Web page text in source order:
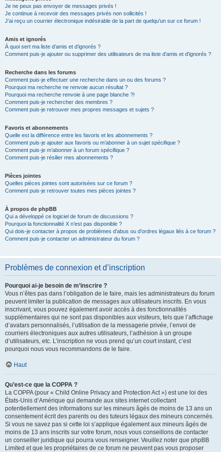
Je ne peux pas envoyer de messages privés !
Je continue à recevoir des messages privés non sollicités !
J’ai reçu un courrier électronique indésirable de la part de quelqu’un sur ce forum !
Amis et ignorés
À quoi sert ma liste d’amis et d’ignorés ?
Comment puis-je ajouter ou supprimer des utilisateurs de ma liste d’amis et d’ignorés ?
Recherche dans les forums
Comment puis-je effectuer une recherche dans un ou des forums ?
Pourquoi ma recherche ne renvoie aucun résultat ?
Pourquoi ma recherche renvoie à une page blanche ?!
Comment puis-je rechercher des membres ?
Comment puis-je retrouver mes propres messages et sujets ?
Favoris et abonnements
Quelle est la différence entre les favoris et les abonnements ?
Comment puis-je ajouter aux favoris ou m’abonner à un sujet spécifique ?
Comment puis-je m’abonner à un forum spécifique ?
Comment puis-je résilier mes abonnements ?
Pièces jointes
Quelles pièces jointes sont autorisées sur ce forum ?
Comment puis-je retrouver toutes mes pièces jointes ?
À propos de phpBB
Qui a développé ce logiciel de forum de discussions ?
Pourquoi la fonctionnalité X n’est pas disponible ?
Qui dois-je contacter à propos de problèmes d’abus ou d’ordres légaux liés à ce forum ?
Comment puis-je contacter un administrateur du forum ?
Problèmes de connexion et d’inscription
Pourquoi ai-je besoin de m’inscrire ?
Vous n’êtes pas dans l’obligation de le faire, mais les administrateurs du forum
peuvent limiter la publication de messages aux utilisateurs inscrits. En vous
inscrivant, vous pouvez également avoir accès à des fonctionnalités
supplémentaires qui ne sont pas disponibles aux visiteurs, tels que l’affichage
d’avatars personnalisés, l’utilisation de la messagerie privée, l’envoi de
courriers électroniques aux autres utilisateurs, l’adhésion à un groupe
d’utilisateurs, etc. L’inscription ne vous prend qu’un court instant, c’est
pourquoi nous vous recommandons de le faire.
Haut
Qu’est-ce que la COPPA ?
La COPPA (pour « Child Online Privacy and Protection Act ») est une loi des
États-Unis d’Amérique qui demande aux sites internet collectant
potentiellement des informations sur les mineurs âgés de moins de 13 ans un
consentement écrit des parents ou des tuteurs légaux des mineurs concernés.
Si vous ne savez pas si cette loi s’applique également aux mineurs âgés de
moins de 13 ans inscrits sur votre forum, nous vous conseillons de contacter
un conseiller juridique qui pourra vous renseigner. Veuillez noter que phpBB
Limited et que les propriétaires de ce forum ne peuvent pas vous proposer